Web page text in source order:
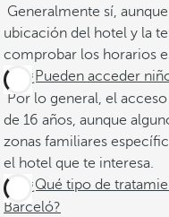
Generalmente sí,
ubicación del hotel y la
comprobar los horarios
¿Pueden acceder
Por lo general, el
de 16 años, aunque
zonas familiares
el hotel que te interesa.
¿Qué tipo de
Barceló?